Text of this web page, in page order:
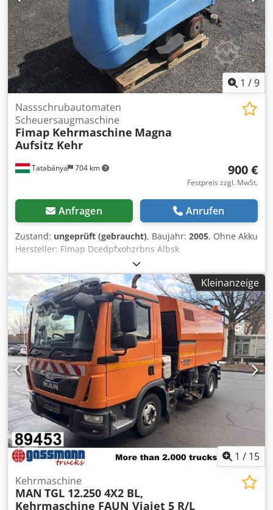
1 /9
Tatabánya 704 km
Nassschrubautomaten
Scheuersaugmaschine
Fimap Kehrmaschine Magna
Aufsitz Kehr
900 €
Festpreis zzgl. MwSt.
Anfragen Anrufen
Zustand: ungeprüft (gebraucht), Baujahr: 2005, Ohne Akku
Hersteller: Fimap Dcedpfxohzrbns Albsk
Kleinanzeige
1 / 15
Kehrmaschine
MAN TGL 12.250 4X2 BL,
Kehrmaschine FAUN Viajet 5 R/L